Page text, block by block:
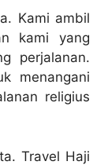
Kami ambil
kami yang
perjalanan.
menangani
religius
Travel Haji